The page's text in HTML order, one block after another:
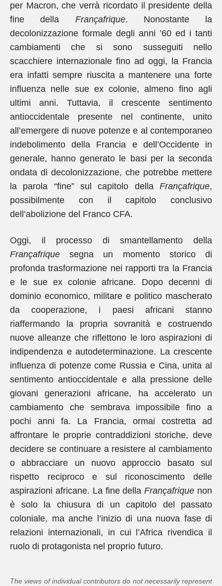
per Macron, che verrà ricordato il presidente della
fine della Françafrique. Nonostante la
decolonizzazione formale degli anni ’60 ed i tanti
cambiamenti che si sono susseguiti nello
scacchiere internazionale fino ad oggi, la Francia
era infatti sempre riuscita a mantenere una forte
influenza nelle sue ex colonie, almeno fino agli
ultimi anni. Tuttavia, il crescente sentimento
antioccidentale presente nel continente, unito
all’emergere di nuove potenze e al contemporaneo
indebolimento della Francia e dell’Occidente in
generale, hanno generato le basi per la seconda
ondata di decolonizzazione, che potrebbe mettere
la parola “fine” sul capitolo della Françafrique,
possibilmente con il capitolo conclusivo
dell’abolizione del Franco CFA.
Oggi, il processo di smantellamento della
Françafrique segna un momento storico di
profonda trasformazione nei rapporti tra la Francia
e le sue ex colonie africane. Dopo decenni di
dominio economico, militare e politico mascherato
da cooperazione, i paesi africani stanno
riaffermando la propria sovranità e costruendo
nuove alleanze che riflettono le loro aspirazioni di
indipendenza e autodeterminazione. La crescente
influenza di potenze come Russia e Cina, unita al
sentimento antioccidentale e alla pressione delle
giovani generazioni africane, ha accelerato un
cambiamento che sembrava impossibile fino a
pochi anni fa. La Francia, ormai costretta ad
affrontare le proprie contraddizioni storiche, deve
decidere se continuare a resistere al cambiamento
o abbracciare un nuovo approccio basato sul
rispetto reciproco e sul riconoscimento delle
aspirazioni africane. La fine dellaFrançafrique non
è solo la chiusura di un capitolo del passato
coloniale, ma anche l’inizio di una nuova fase di
relazioni internazionali, in cui l’Africa rivendica il
ruolo di protagonista nel proprio futuro.
The views of individual contributors do not necessarily represent